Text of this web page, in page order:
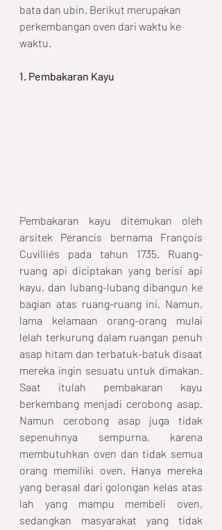
bata dan ubin. Berikut merupakan
perkembangan oven dari waktu ke
waktu.
1. Pembakaran Kayu
Pembakaran kayu ditemukan oleh
arsitek Perancis bernama François
Cuvilliés pada tahun 1735. Ruang-
ruang api diciptakan yang berisi api
kayu, dan lubang-lubang dibangun ke
bagian atas ruang-ruang ini. Namun,
lama kelamaan orang-orang mulai
lelah terkurung dalam ruangan penuh
asap hitam dan terbatuk-batuk disaat
mereka ingin sesuatu untuk dimakan.
Saat itulah pembakaran kayu
berkembang menjadi cerobong asap.
Namun cerobong asap juga tidak
sepenuhnya sempurna, karena
membutuhkan oven dan tidak semua
orang memiliki oven. Hanya mereka
yang berasal dari golongan kelas atas
lah yang mampu membeli oven,
sedangkan masyarakat yang tidak